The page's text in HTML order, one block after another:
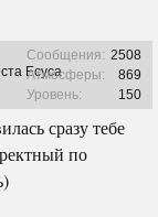
Есуса
Сообщения: 2508
Атмосферы:
869
Уровень:
150
сразу тебе
по